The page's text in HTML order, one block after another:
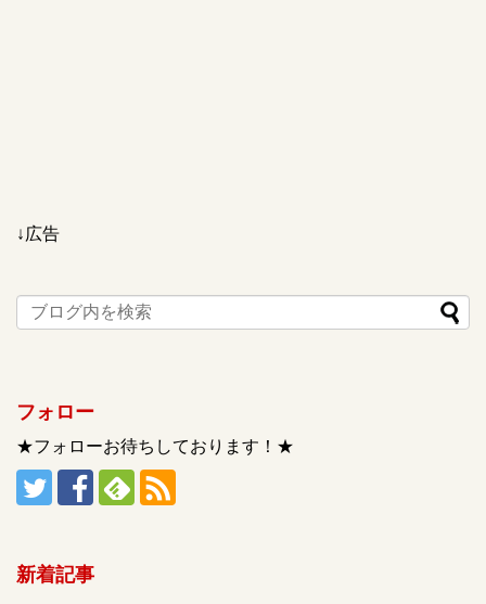
↓広告
フォロー
★フォローお待ちしております！★
新着記事